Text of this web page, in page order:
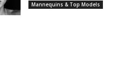
Mannequins & Top Models